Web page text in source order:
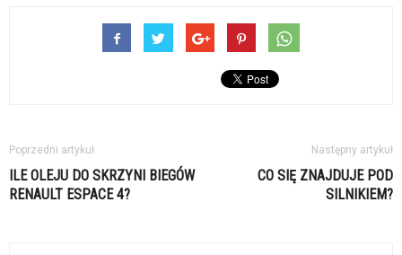
Poprzedni artykuł
ILE OLEJU DO SKRZYNI BIEGÓW
RENAULT ESPACE 4?
Następny artykuł
CO SIĘ ZNAJDUJE POD
SILNIKIEM?